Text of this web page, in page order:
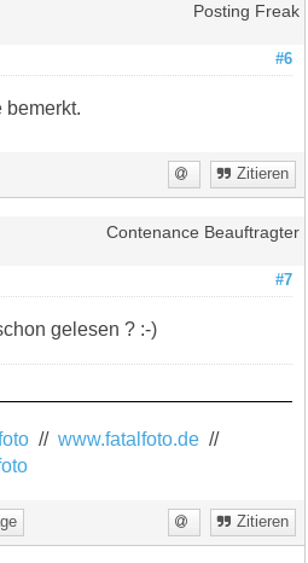
Posting Freak
#6
bemerkt.
Zitieren
Contenance Beauftragter
#7
gelesen ? :-)
//www.fatalfoto.de //
Zitieren